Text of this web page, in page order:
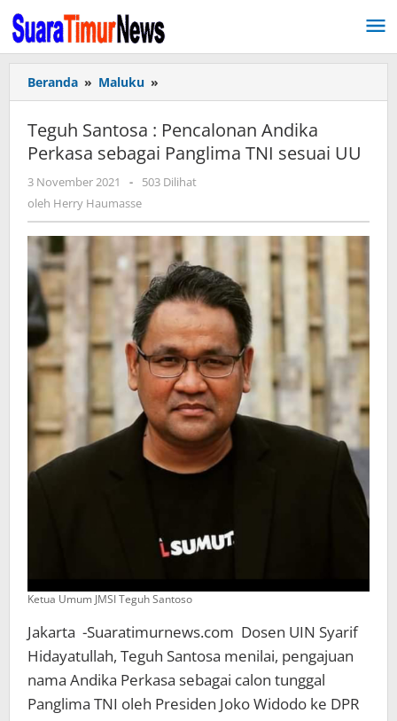
Lewati
ke
konten
Beranda » Maluku »
Santosa
Pencalonan
Andika
Perkasa
sesuai
UU
Teguh Santosa : Pencalonan Andika
Perkasa sebagai Panglima TNI sesuai UU
3 November 2021
oleh
Herry
-
503 Dilihat
oleh Herry Haumasse
Ketua Umum JMSI Teguh Santoso
Jakarta -Suaratimurnews.com Dosen UIN Syarif
Hidayatullah, Teguh Santosa menilai, pengajuan
nama Andika Perkasa sebagai calon tunggal
Panglima TNI oleh Presiden Joko Widodo ke DPR